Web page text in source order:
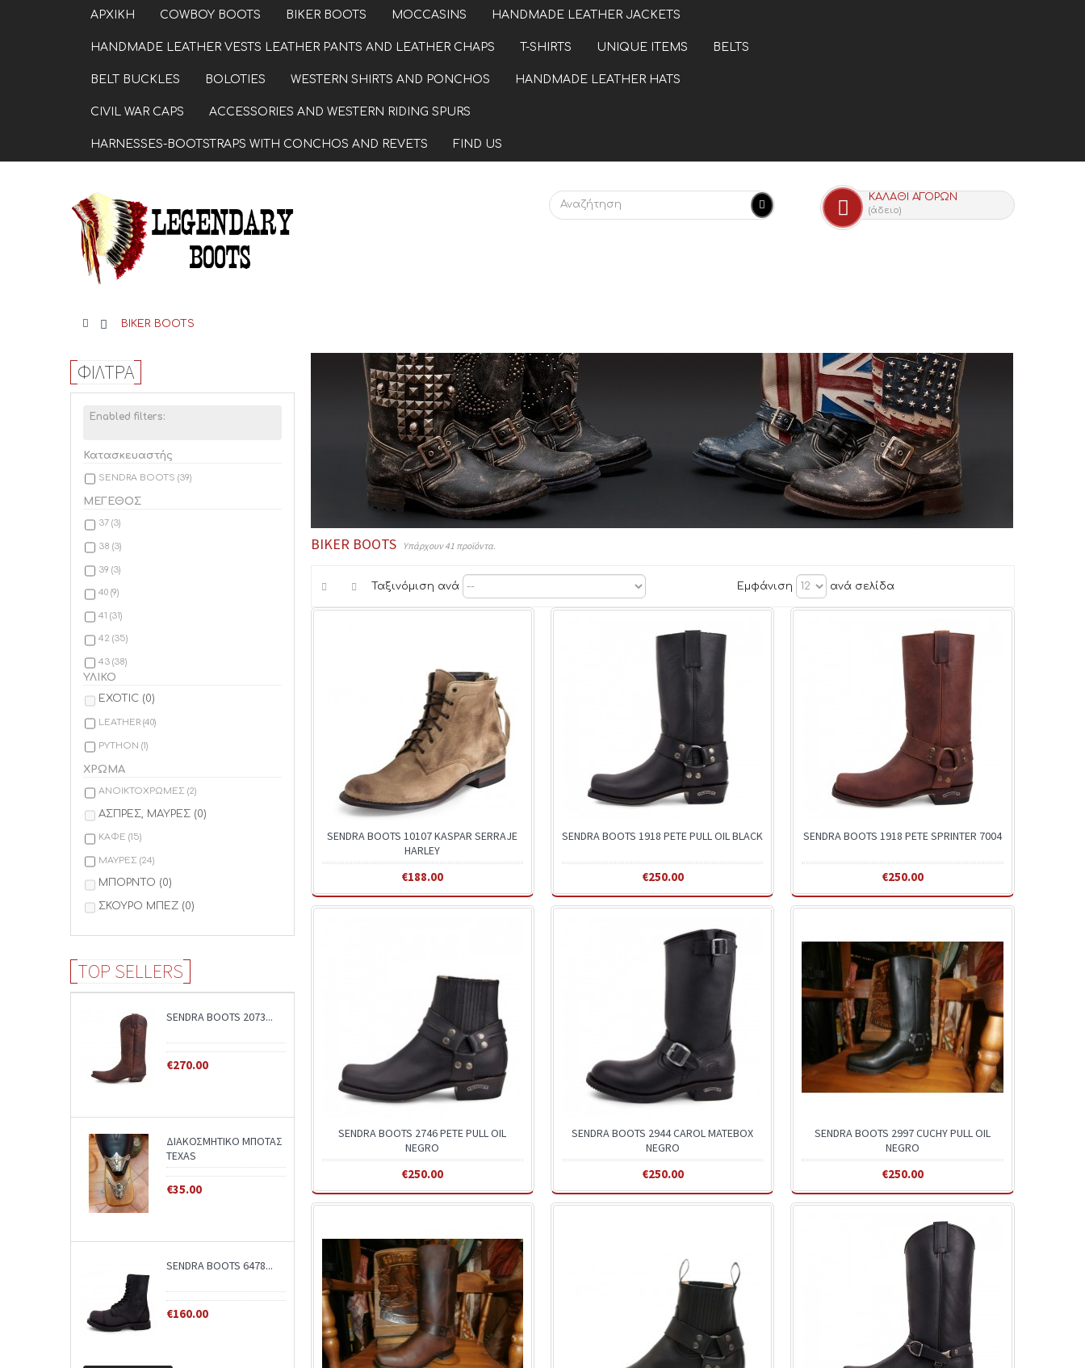
ΑΡΧΙΚΗ COWBOY BOOTS BIKER BOOTS MOCCASINS HANDMADE LEATHER JACKETS
HANDMADE LEATHER VESTS LEATHER PANTS AND LEATHER CHAPS T-SHIRTS UNIQUE ITEMS BELTS
BELT BUCKLES BOLOTIES WESTERN SHIRTS AND PONCHOS HANDMADE LEATHER HATS
CIVIL WAR CAPS ACCESSORIES AND WESTERN RIDING SPURS
HARNESSES-BOOTSTRAPS WITH CONCHOS AND REVETS FIND US
ΚΑΛΆΘΙ ΑΓΟΡΏΝ
(άδειο)
> BIKER BOOTS
ΦΊΛΤΡΑ
Enabled filters:
Κατασκευαστής
SENDRA BOOTS (39)
ΜΕΓΕΘΟΣ
37 (3)
38 (3)
39 (3)
40 (9)
41 (31)
42 (35)
43 (38)
36 (0)
ΥΛΙΚΟ
EXOTIC (0)
LEATHER (40)
PYTHON (1)
ΧΡΩΜΑ
ΑΝΟΙΚΤΟΧΡΩΜΕΣ (2)
ΑΣΠΡΕΣ, ΜΑΥΡΕΣ (0)
ΚΑΦΕ (15)
ΜΑΥΡΕΣ (24)
ΜΠΟΡΝΤΟ (0)
ΣΚΟΥΡΟ ΜΠΕΖ (0)
TOP SELLERS
SENDRA BOOTS 2073...
€270.00
ΔΙΑΚΟΣΜΗΤΙΚΟ ΜΠΟΤΑΣ
TEXAS
€35.00
SENDRA BOOTS 6478...
€160.00
BIKER BOOTS Υπάρχουν 41 προϊόντα.
Ταξινόμιση ανά Εμφάνιση ανά σελίδα
SENDRA BOOTS 10107 KASPAR SERRAJE
HARLEY
€188.00
SENDRA BOOTS 1918 PETE PULL OIL BLACK
€250.00
SENDRA BOOTS 1918 PETE SPRINTER 7004
€250.00
SENDRA BOOTS 2746 PETE PULL OIL
NEGRO
€250.00
SENDRA BOOTS 2944 CAROL MATEBOX
NEGRO
€250.00
SENDRA BOOTS 2997 CUCHY PULL OIL
NEGRO
€250.00